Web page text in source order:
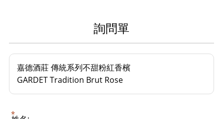
詢問單
嘉德酒莊 傳統系列不甜粉紅香檳
GARDET Tradition Brut Rose